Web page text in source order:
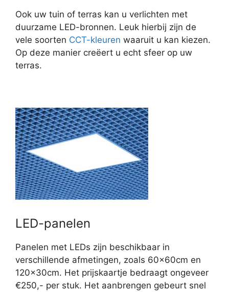
Ook uw tuin of terras kan u verlichten met
duurzame LED-bronnen. Leuk hierbij zijn de
vele soorten CCT-kleuren waaruit u kan kiezen.
Op deze manier creëert u echt sfeer op uw
terras.
LED-panelen
Panelen met LEDs zijn beschikbaar in
verschillende afmetingen, zoals 60x60cm en
120x30cm. Het prijskaartje bedraagt ongeveer
€250,- per stuk. Het aanbrengen gebeurt snel